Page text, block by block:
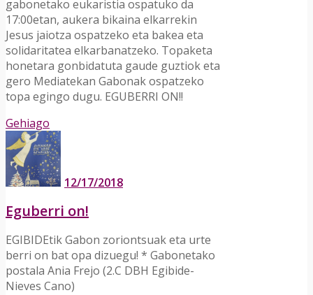
gabonetako eukaristia ospatuko da
17:00etan, aukera bikaina elkarrekin
Jesus jaiotza ospatzeko eta bakea eta
solidaritatea elkarbanatzeko. Topaketa
honetara gonbidatuta gaude guztiok eta
gero Mediatekan Gabonak ospatzeko
topa egingo dugu. EGUBERRI ON!!
Gehiago
12/17/2018
Eguberri on!
EGIBIDEtik Gabon zoriontsuak eta urte
berri on bat opa dizuegu! * Gabonetako
postala Ania Frejo (2.C DBH Egibide-
Nieves Cano)